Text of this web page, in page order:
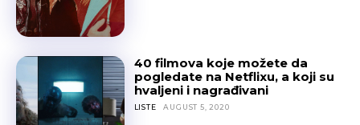
40 filmova koje možete da
pogledate na Netflixu, a koji su
hvaljeni i nagrađivani
LISTE AUGUST 5, 2020